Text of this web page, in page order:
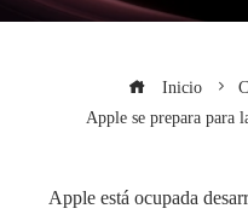
Inicio
Apple se prepara para
Apple está ocupada